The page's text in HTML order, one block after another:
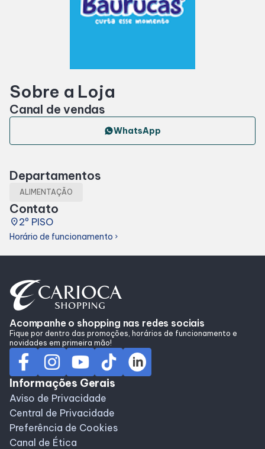
Cinema
Lojas e Restaurantes
Lojas
Programa de benefícios
Sobre a Loja
Canal de vendas
WhatsApp
Departamentos
ALIMENTAÇÃO
Contato
place2º PISO
Horário de funcionamento chevron_right
Acompanhe o shopping nas redes sociais
Fique por dentro das promoções, horários de funcionamento e
novidades em primeira mão!
Informações Gerais
Aviso de Privacidade
Central de Privacidade
Preferência de Cookies
Canal de Ética